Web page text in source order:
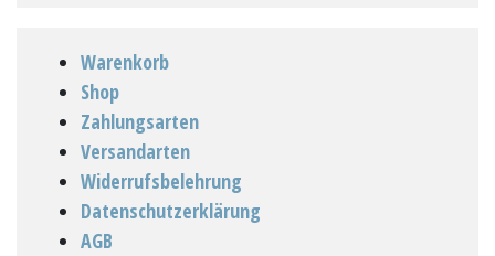
Warenkorb
Shop
Zahlungsarten
Versandarten
Widerrufsbelehrung
Datenschutzerklärung
AGB